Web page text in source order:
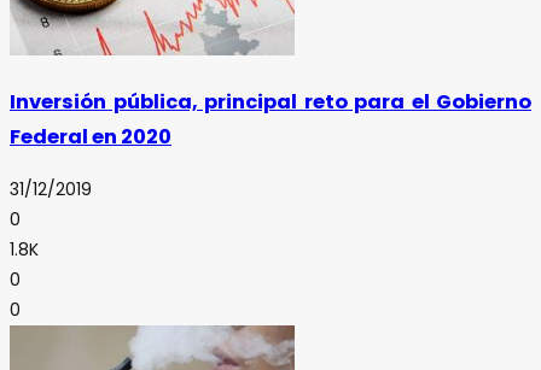
Inversión pública, principal reto para el Gobierno
Federal en 2020
31/12/2019
0
1.8K
0
0